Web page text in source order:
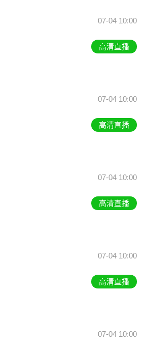
07-04 10:00
高清直播
07-04 10:00
高清直播
07-04 10:00
高清直播
07-04 10:00
高清直播
07-04 10:00